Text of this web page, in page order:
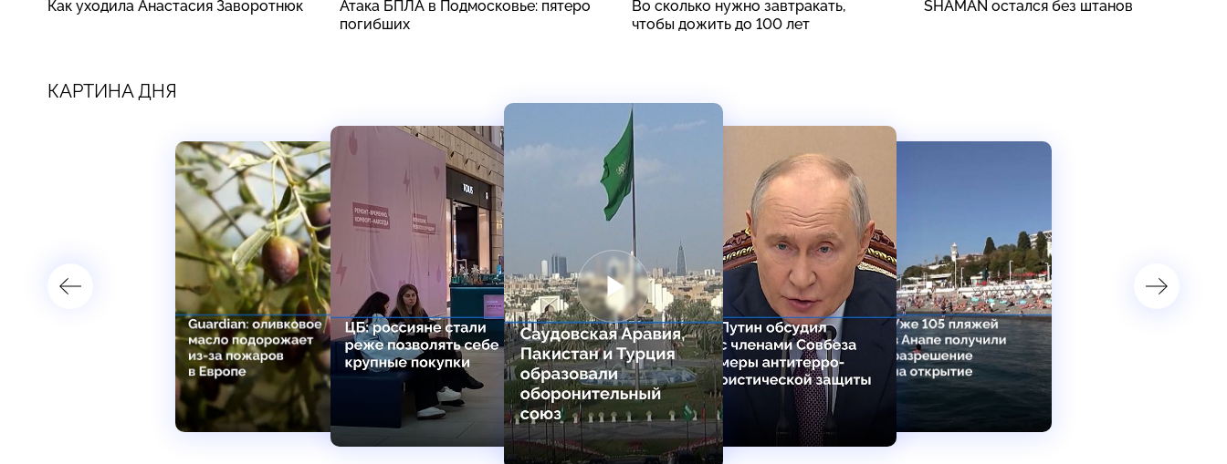
Как уходила Анастасия Заворотнюк
Атака БПЛА в Подмосковье: пятеро
погибших
Во сколько нужно завтракать,
чтобы дожить до 100 лет
SHAMAN остался без штанов
КАРТИНА ДНЯ